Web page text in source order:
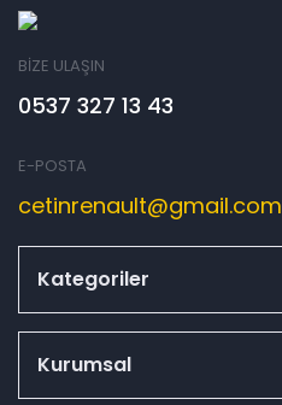
BİZE ULAŞIN
0537 327 13 43
E-POSTA
cetinrenault@gmail.com
Kategoriler
Kurumsal